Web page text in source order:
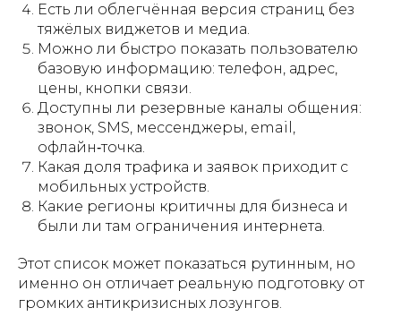
Есть ли облегчённая версия страниц без
тяжёлых виджетов и медиа.
Можно ли быстро показать пользователю
базовую информацию: телефон, адрес,
цены, кнопки связи.
Доступны ли резервные каналы общения:
звонок, SMS, мессенджеры, email,
офлайн‑точка.
Какая доля трафика и заявок приходит с
мобильных устройств.
Какие регионы критичны для бизнеса и
были ли там ограничения интернета.
Этот список может показаться рутинным, но
именно он отличает реальную подготовку от
громких антикризисных лозунгов.